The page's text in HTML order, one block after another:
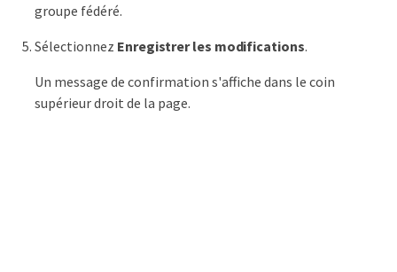
groupe fédéré.
Sélectionnez Enregistrer les modifications.
Un message de confirmation s'affiche dans le coin
supérieur droit de la page.